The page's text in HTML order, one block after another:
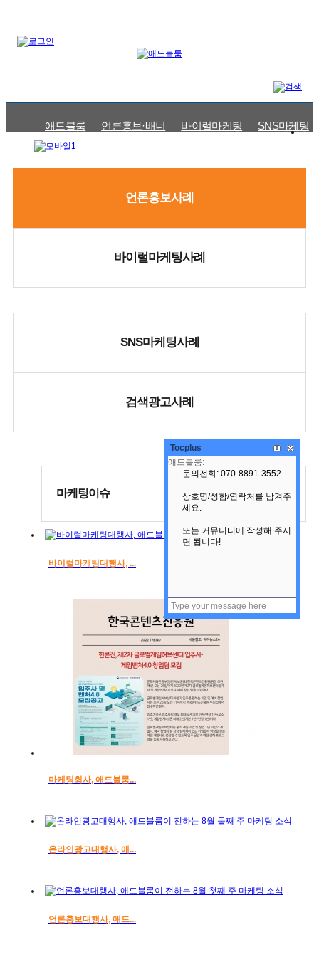
애드블룸 언론홍보·배너 바이럴마케팅 SNS마케팅
언론홍보사례
바이럴마케팅사례
SNS마케팅사례
검색광고사례
마케팅이슈
바이럴마케팅대행사, ...
마케팅회사, 애드블룸...
온라인광고대행사, 애...
언론홍보대행사, 애드...
Tocplus